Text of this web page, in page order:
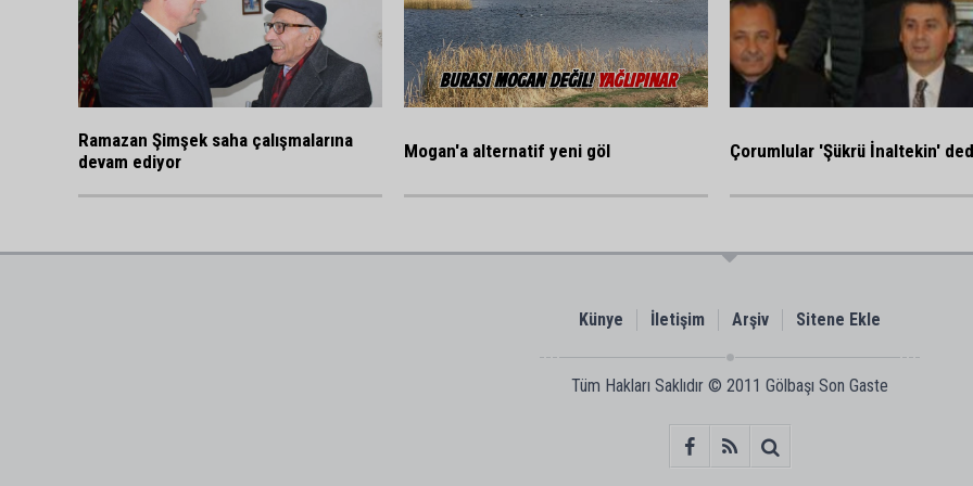
Çorumlular 'Şükrü İnaltekin'
Ramazan Şimşek saha çalışmalarına
devam ediyor
Mogan'a alternatif yeni göl
Künye İletişim Arşiv Sitene Ekle
Tüm Hakları Saklıdır © 2011 Gölbaşı Son Gaste